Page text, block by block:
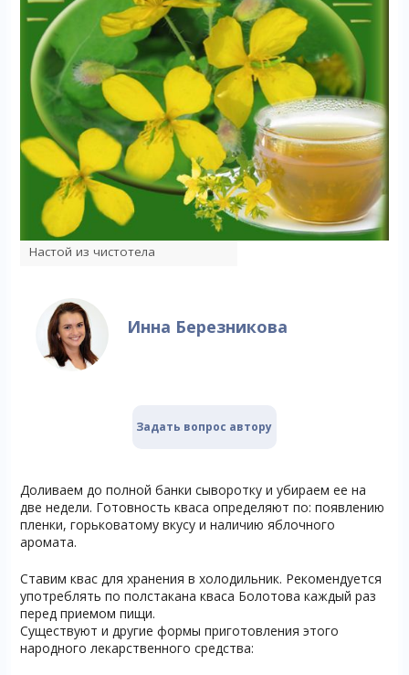
Настой из чистотела
Инна Березникова
Задать вопрос автору
Доливаем до полной банки сыворотку и убираем ее на
две недели. Готовность кваса определяют по: появлению
пленки, горьковатому вкусу и наличию яблочного
аромата.
Ставим квас для хранения в холодильник. Рекомендуется
употреблять по полстакана кваса Болотова каждый раз
перед приемом пищи.
Существуют и другие формы приготовления этого
народного лекарственного средства: